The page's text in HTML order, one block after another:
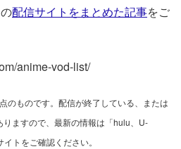
配信サイトをまとめた記事をご
anime-vod-list/
のものです。配信が終了している、または
ますので、最新の情報は「hulu、U-
トをご確認ください。